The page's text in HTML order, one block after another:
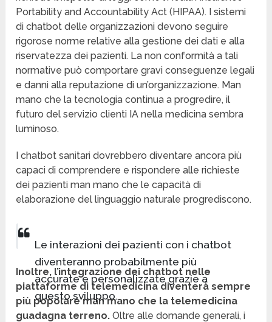
Portability and Accountability Act (HIPAA). I sistemi
di chatbot delle organizzazioni devono seguire
rigorose norme relative alla gestione dei dati e alla
riservatezza dei pazienti. La non conformità a tali
normative può comportare gravi conseguenze legali
e danni alla reputazione di un’organizzazione. Man
mano che la tecnologia continua a progredire, il
futuro del servizio clienti IA nella medicina sembra
luminoso.
I chatbot sanitari dovrebbero diventare ancora più
capaci di comprendere e rispondere alle richieste
dei pazienti man mano che le capacità di
elaborazione del linguaggio naturale progrediscono.
Le interazioni dei pazienti con i chatbot
diventeranno probabilmente più
accurate e personalizzate grazie a
questo sviluppo.
Inoltre, l’integrazione dei chatbot nelle
piattaforme di telemedicina diventerà sempre
più popolare man mano che la telemedicina
guadagna terreno. Oltre alle domande generali, i